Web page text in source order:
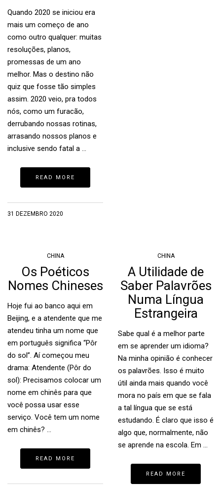
Quando 2020 se iniciou era
mais um começo de ano
como outro qualquer: muitas
resoluções, planos,
promessas de um ano
melhor. Mas o destino não
quiz que fosse tão simples
assim. 2020 veio, pra todos
nós, como um furacão,
derrubando nossas rotinas,
arrasando nossos planos e
inclusive sendo fatal a …
READ MORE
31 DEZEMBRO 2020
CHINA
Os Poéticos
Nomes Chineses
Hoje fui ao banco aqui em
Beijing, e a atendente que me
atendeu tinha um nome que
em português significa “Pôr
do sol”. Aí começou meu
drama: Atendente (Pôr do
sol): Precisamos colocar um
nome em chinês para que
você possa usar esse
serviço. Você tem um nome
em chinês? …
READ MORE
CHINA
A Utilidade de
Saber Palavrões
Numa Língua
Estrangeira
Sabe qual é a melhor parte
em se aprender um idioma?
Na minha opinião é conhecer
os palavrões. Isso é muito
útil ainda mais quando você
mora no país em que se fala
a tal língua que se está
estudando. É claro que isso é
algo que, normalmente, não
se aprende na escola. Em …
READ MORE